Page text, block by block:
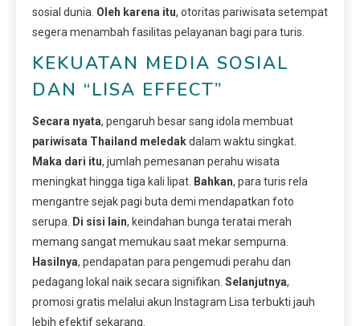
sosial dunia. Oleh karena itu, otoritas pariwisata setempat
segera menambah fasilitas pelayanan bagi para turis.
KEKUATAN MEDIA SOSIAL
DAN “LISA EFFECT”
Secara nyata, pengaruh besar sang idola membuat
pariwisata Thailand meledakdalam waktu singkat.
Maka dari itu, jumlah pemesanan perahu wisata
meningkat hingga tiga kali lipat. Bahkan, para turis rela
mengantre sejak pagi buta demi mendapatkan foto
serupa.
Di sisi lain, keindahan bunga teratai merah
memang sangat memukau saat mekar sempurna.
Hasilnya, pendapatan para pengemudi perahu dan
pedagang lokal naik secara signifikan. Selanjutnya,
promosi gratis melalui akun Instagram Lisa terbukti jauh
lebih efektif sekarang.